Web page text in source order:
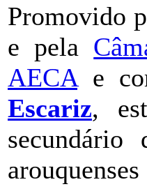
Promovido
e pela
AECAe
Escariz,
secundário